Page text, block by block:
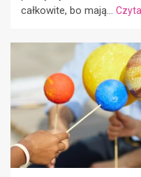
całkowite, bo mają...